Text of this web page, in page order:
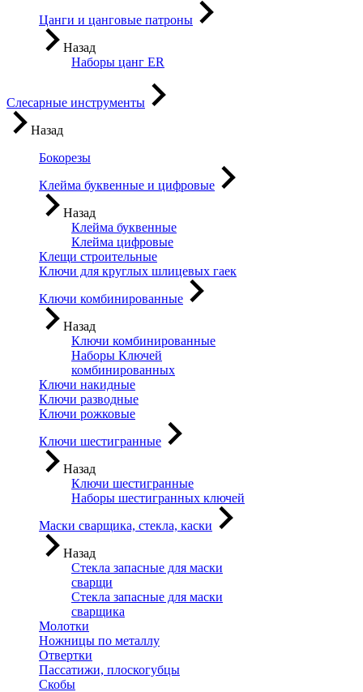
Цанги и цанговые патроны
Назад
Наборы цанг ER
Слесарные инструменты
Назад
Бокорезы
Клейма буквенные и цифровые
Назад
Клейма буквенные
Клейма цифровые
Клещи строительные
Ключи для круглых шлицевых гаек
Ключи комбинированные
Назад
Ключи комбинированные
Наборы Ключей
комбинированных
Ключи накидные
Ключи разводные
Ключи рожковые
Ключи шестигранные
Назад
Ключи шестигранные
Наборы шестигранных ключей
Маски сварщика, стекла, каски
Назад
Стекла запасные для маски
сварщи
Стекла запасные для маски
сварщика
Молотки
Ножницы по металлу
Отвертки
Пассатижи, плоскогубцы
Скобы